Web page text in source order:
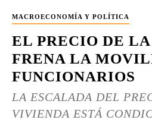
MACROECONOMÍA Y POLÍTICA
EL PRECIO DE
FRENA LA
FUNCIONARIOS
LA ESCALADA DEL
VIVIENDA ESTÁ